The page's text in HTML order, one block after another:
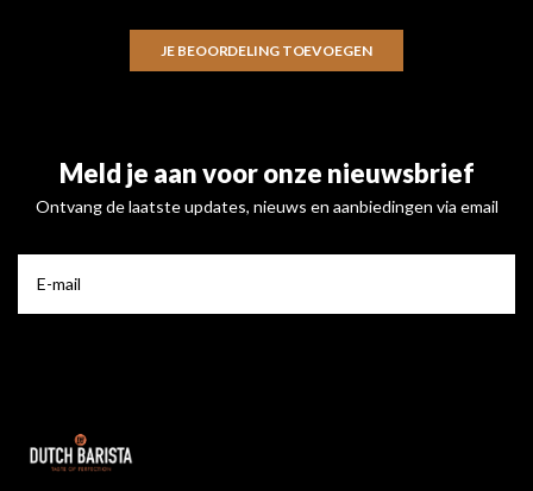
JE BEOORDELING TOEVOEGEN
Meld je aan voor onze nieuwsbrief
Ontvang de laatste updates, nieuws en aanbiedingen via email